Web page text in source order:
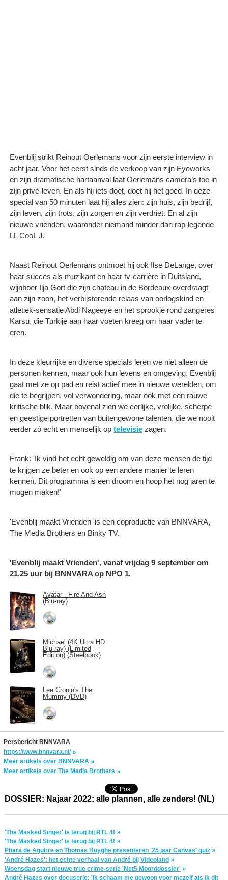
Evenblij strikt Reinout Oerlemans voor zijn eerste interview in
acht jaar. Voor het eerst sinds de verkoop van zijn Eyeworks
en zijn dramatische hartaanval laat Oerlemans camera’s toe in
zijn privé-leven. En als hij iets doet, doet hij het goed. In deze
special van 50 minuten laat hij alles zien: zijn huis, zijn bedrijf,
zijn leven, zijn trots, zijn zorgen en zijn verdriet. En al zijn
nieuwe vrienden, waaronder niemand minder dan rap-legende
LL CooL J.
Naast Reinout Oerlemans ontmoet hij ook Ilse DeLange, over
haar succes als muzikant en haar tv-carrière in Duitsland,
wijnboer Ilja Gort die zijn chateau in de Bordeaux overdraagt
aan zijn zoon, het verbijsterende relaas van oorlogskind en
atletiek-sensatie Abdi Nageeye en het sprookje rond zangeres
Karsu, die Turkije aan haar voeten kreeg om haar vader te
eren.
In deze kleurrijke en diverse specials leren we niet alleen de
personen kennen, maar ook hun levens en omgeving. Evenblij
gaat met ze op pad en reist actief mee in nieuwe werelden, om
die te begrijpen, vol verwondering, maar ook met een rauwe
kritische blik. Maar bovenal zien we eerlijke, vrolijke, scherpe
en geestige portretten van buitengewone talenten, die we nooit
eerder zó echt en menselijk op televisie zagen.
Frank: 'Ik vind het echt geweldig om van deze mensen de tijd
te krijgen ze beter en ook op een andere manier te leren
kennen. Dit programma is een droom en hoop het nog jaren te
mogen maken!'
'Evenblij maakt Vrienden' is een coproductie van BNNVARA,
The Media Brothers en Binky TV.
'Evenblij maakt Vrienden', vanaf vrijdag 9 september om
21.25 uur bij BNNVARA op NPO 1.
Avatar - Fire And Ash
(Blu-ray)
Michael (4K Ultra HD
Blu-ray) (Limited
Edition) (Steelbook)
Lee Cronin's The
Mummy (DVD)
Persbericht BNNVARA
https://www.bnnvara.nl/
Meer artikels over BNNVARA
Meer artikels over The Media Brothers
DOSSIER: Najaar 2022: alle plannen, alle zenders! (NL)
'The Masked Singer' is terug bij RTL 4!
'The Masked Singer' is terug bij RTL 4!
Phara de Aguirre en Thomas Huyghe presenteren '25 jaar Canvas' quiz
'André Hazes': het echte verhaal van André bij Videoland
Woensdag start nieuwe true crime-serie 'Net5 Moorddossier'
André Hazes over docuserie: 'Ik schaam me gewoon voor mezelf als ik dit